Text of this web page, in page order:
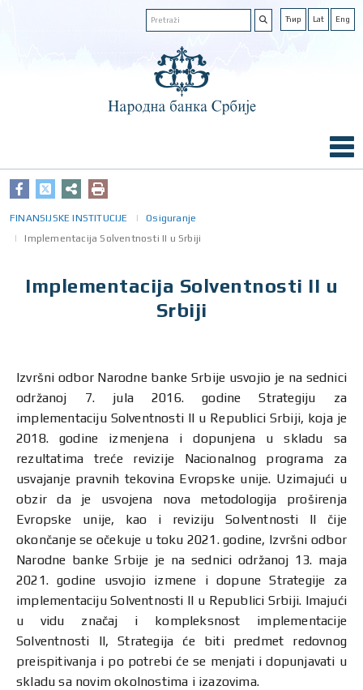
Ћир Lat Eng
FINANSIJSKE INSTITUCIJE
Osiguranje
Implementacija Solventnosti II u Srbiji
Implementacija Solventnosti II u
Srbiji
Izvršni odbor Narodne banke Srbije usvojio je na sednici
održanoj 7. jula 2016. godine Strategiju za
implementaciju Solventnosti II u Republici Srbiji, koja je
2018. godine izmenjena i dopunjena u skladu sa
rezultatima treće revizije Nacionalnog programa za
usvajanje pravnih tekovina Evropske unije. Uzimajući u
obzir da je usvojena nova metodologija proširenja
Evropske unije, kao i reviziju Solventnosti II čije
okončanje se očekuje u toku 2021. godine, Izvršni odbor
Narodne banke Srbije je na sednici održanoj 13. maja
2021. godine usvojio izmene i dopune Strategije za
implementaciju Solventnosti II u Republici Srbiji. Imajući
u vidu značaj i kompleksnost implementacije
Solventnosti II, Strategija će biti predmet redovnog
preispitivanja i po potrebi će se menjati i dopunjavati u
skladu sa novim okolnostima i izazovima.